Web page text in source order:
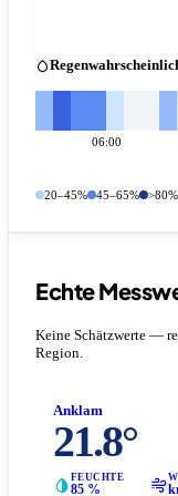
06:00
20–45% 45–65% >80%
Echte
Keine Schätzwerte —
Region.
Anklam
21.8°
FEUCHTE
85 %